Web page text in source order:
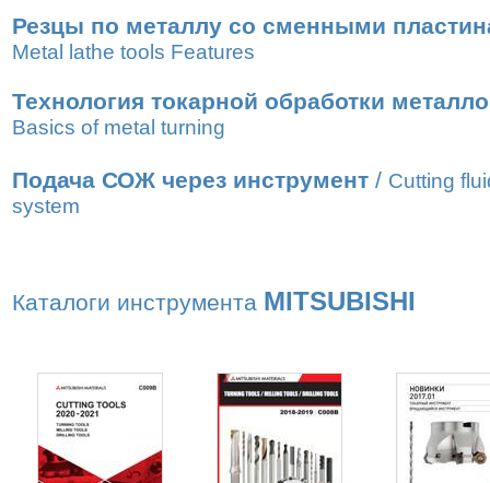
Резцы по металлу со сменными
Metal lathe tools Features
Технология токарной обработки
Basics of metal turning
Подача СОЖ через инструмент / Cutting
system
Каталоги инструмента MITSUBISHI